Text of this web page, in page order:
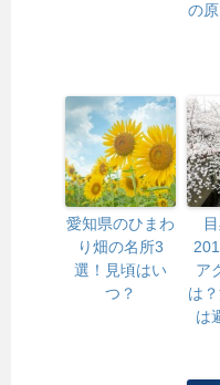
の
愛知県のひまわ
り畑の名所3
選！見頃はい
つ？
ア
は
は